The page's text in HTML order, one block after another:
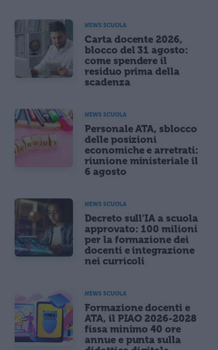
NEWS SCUOLA
Carta docente 2026,
blocco del 31 agosto:
come spendere il
residuo prima della
scadenza
NEWS SCUOLA
Personale ATA, sblocco
delle posizioni
economiche e arretrati:
riunione ministeriale il
6 agosto
NEWS SCUOLA
Decreto sull'IA a scuola
approvato: 100 milioni
per la formazione dei
docenti e integrazione
nei curricoli
NEWS SCUOLA
Formazione docenti e
ATA, il PIAO 2026-2028
fissa minimo 40 ore
annue e punta sulla